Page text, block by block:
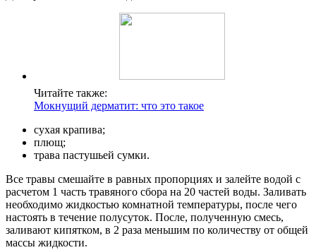
Читайте также:
Мокнущий дерматит: что это такое
сухая крапива;
плющ;
трава пастушьей сумки.
Все травы смешайте в равных пропорциях и залейте водой с
расчетом 1 часть травяного сбора на 20 частей воды. Заливать
необходимо жидкостью комнатной температуры, после чего
настоять в течение полусуток. После, полученную смесь,
заливают кипятком, в 2 раза меньшим по количеству от общей
массы жидкости.